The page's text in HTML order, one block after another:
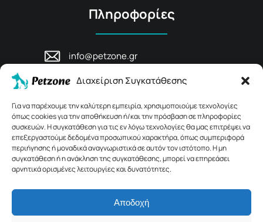
Διαχείριση Συγκατάθεσης
Για να παρέχουμε την καλύτερη εμπειρία, χρησιμοποιούμε τεχνολογίες
όπως cookies για την αποθήκευση ή/και την πρόσβαση σε πληροφορίες
συσκευών. Η συγκατάθεση για τις εν λόγω τεχνολογίες θα μας επιτρέψει να
επεξεργαστούμε δεδομένα προσωπικού χαρακτήρα, όπως συμπεριφορά
περιήγησης ή μοναδικά αναγνωριστικά σε αυτόν τον ιστότοπο. Η μη
συγκατάθεση ή η ανάκληση της συγκατάθεσης, μπορεί να επηρεάσει
αρνητικά ορισμένες λειτουργίες και δυνατότητες.
Αποδοχή
Πληροφορίες
info@petzone.gr
Ρέθυμνο, Κρήτη